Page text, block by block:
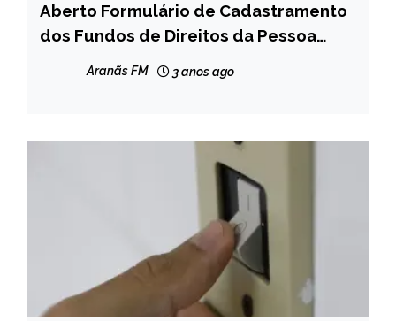
MINAS
GERAIS
NOTÍCIAS
Aberto Formulário de Cadastramento
dos Fundos de Direitos da Pessoa
Aranãs FM 3 anos ago